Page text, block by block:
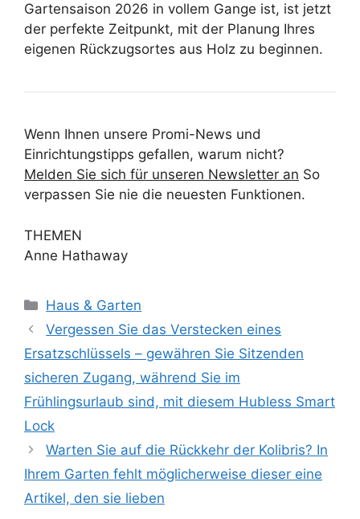
Gartensaison 2026 in vollem Gange ist, ist jetzt
der perfekte Zeitpunkt, mit der Planung Ihres
eigenen Rückzugsortes aus Holz zu beginnen.
Wenn Ihnen unsere Promi-News und
Einrichtungstipps gefallen, warum nicht?
Melden Sie sich für unseren Newsletter an So
verpassen Sie nie die neuesten Funktionen.
THEMEN
Anne Hathaway
Kategorien
Haus & Garten
Vergessen Sie das Verstecken eines
Ersatzschlüssels – gewähren Sie Sitzenden
sicheren Zugang, während Sie im
Frühlingsurlaub sind, mit diesem Hubless Smart
Lock
Warten Sie auf die Rückkehr der Kolibris? In
Ihrem Garten fehlt möglicherweise dieser eine
Artikel, den sie lieben